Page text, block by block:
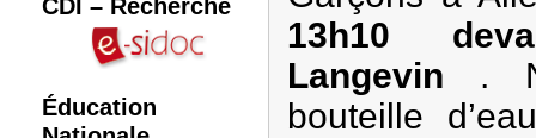
Éducation
13h10
Langevin .
bouteille